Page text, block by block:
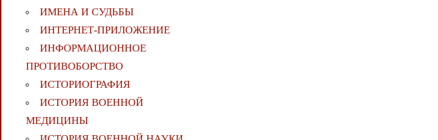
ИМЕНА И СУДЬБЫ
ИНТЕРНЕТ-ПРИЛОЖЕНИЕ
ИНФОРМАЦИОННОЕ
ПРОТИВОБОРСТВО
ИСТОРИОГРАФИЯ
ИСТОРИЯ ВОЕННОЙ
МЕДИЦИНЫ